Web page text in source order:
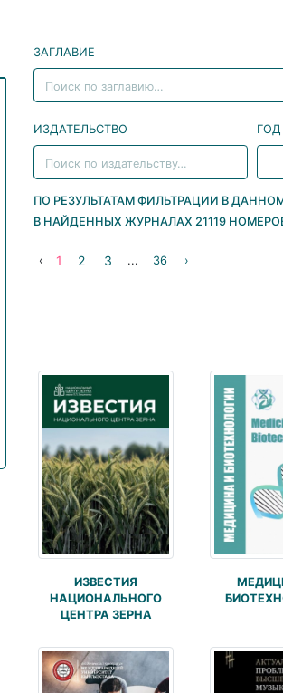
ЗАГЛАВИЕ
ИЗДАТЕЛЬСТВО
ПО РЕЗУЛЬТАТАМ ФИЛЬТРАЦИИ В
В НАЙДЕННЫХ ЖУРНАЛАХ 21119
‹ 1 2 3 ... 36 ›
ИЗВЕСТИЯ
НАЦИОНАЛЬНОГО
ЦЕНТРА ЗЕРНА